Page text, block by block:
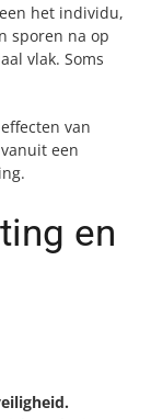
het individu,
sporen na op
vlak. Soms
van
een
en